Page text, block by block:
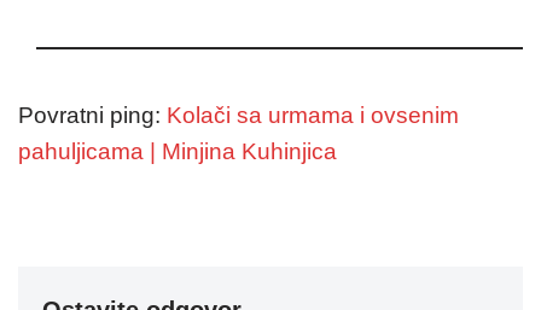
Povratni ping: Kolači sa urmama i ovsenim
pahuljicama | Minjina Kuhinjica